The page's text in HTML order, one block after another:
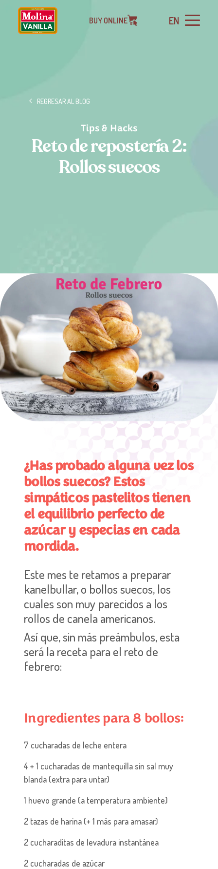
BUY ONLINE EN
REGRESAR AL BLOG
Tips & Hacks
Reto de repostería 2:
Rollos suecos
¿Has probado alguna vez los
bollos suecos? Estos
simpáticos pastelitos tienen
el equilibrio perfecto de
azúcar y especias en cada
mordida.
Este mes te retamos a preparar
kanelbullar, o bollos suecos, los
cuales son muy parecidos a los
rollos de canela americanos.
Así que, sin más preámbulos, esta
será la receta para el reto de
febrero:
Ingredientes para 8 bollos:
7 cucharadas de leche entera
4 + 1 cucharadas de mantequilla sin sal muy
blanda (extra para untar)
1 huevo grande (a temperatura ambiente)
2 tazas de harina (+ 1 más para amasar)
2 cucharaditas de levadura instantánea
2 cucharadas de azúcar